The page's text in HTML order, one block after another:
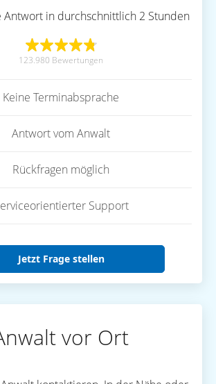
Antwort in durchschnittlich 2 Stunden
123.980 Bewertungen
Keine Terminabsprache
Antwort vom Anwalt
Rückfragen möglich
Support
Jetzt Frage stellen
vor Ort